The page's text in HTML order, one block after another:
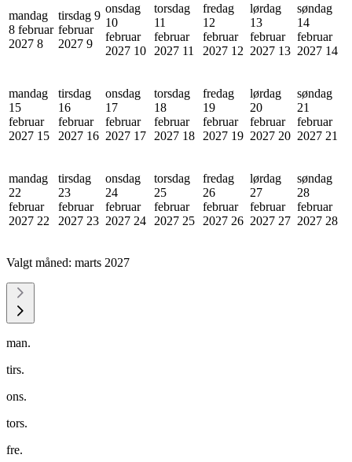
mandag
8 februar
2027 8
tirsdag 9
februar
2027 9
onsdag
10
februar
2027 10
torsdag
11
februar
2027 11
fredag
12
februar
2027 12
lørdag
13
februar
2027 13
søndag
14
februar
2027 14
mandag
15
februar
2027 15
tirsdag
16
februar
2027 16
onsdag
17
februar
2027 17
torsdag
18
februar
2027 18
fredag
19
februar
2027 19
lørdag
20
februar
2027 20
søndag
21
februar
2027 21
mandag
22
februar
2027 22
tirsdag
23
februar
2027 23
onsdag
24
februar
2027 24
torsdag
25
februar
2027 25
fredag
26
februar
2027 26
lørdag
27
februar
2027 27
søndag
28
februar
2027 28
Valgt måned: marts 2027
man.
tirs.
ons.
tors.
fre.